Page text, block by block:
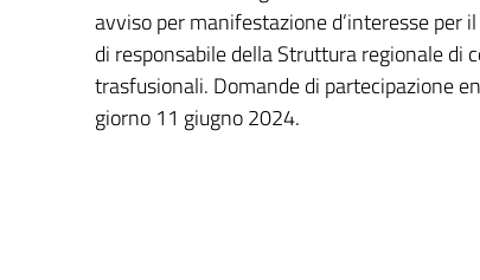
avviso per manifestazione d’interesse per
di responsabile della Struttura regionale di
trasfusionali. Domande di partecipazione
giorno 11 giugno 2024.